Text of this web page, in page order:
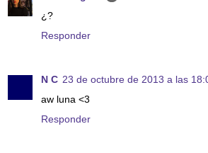
¿?
Responder
N C 23 de octubre de 2013 a las
aw luna <3
Responder